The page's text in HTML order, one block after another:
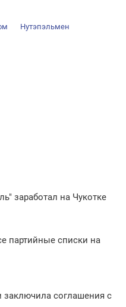
Нутэпэльмен
заработал на Чукотке
партийные списки на
заключила соглашения с